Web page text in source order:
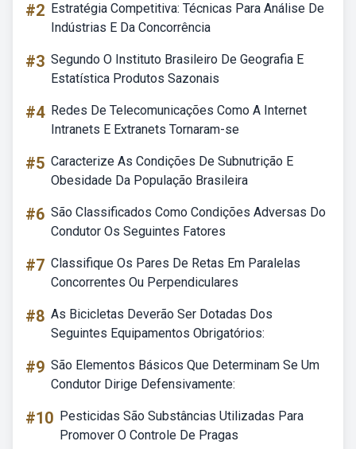
#2 Estratégia Competitiva: Técnicas Para Análise De
Indústrias E Da Concorrência
#3 Segundo O Instituto Brasileiro De Geografia E
Estatística Produtos Sazonais
#4 Redes De Telecomunicações Como A Internet
Intranets E Extranets Tornaram-se
#5 Caracterize As Condições De Subnutrição E
Obesidade Da População Brasileira
#6 São Classificados Como Condições Adversas Do
Condutor Os Seguintes Fatores
#7 Classifique Os Pares De Retas Em Paralelas
Concorrentes Ou Perpendiculares
#8 As Bicicletas Deverão Ser Dotadas Dos
Seguintes Equipamentos Obrigatórios:
#9 São Elementos Básicos Que Determinam Se Um
Condutor Dirige Defensivamente:
#10 Pesticidas São Substâncias Utilizadas Para
Promover O Controle De Pragas